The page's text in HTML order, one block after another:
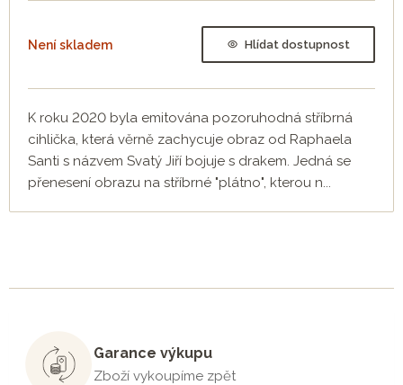
Není skladem Hlídat dostupnost
K roku 2020 byla emitována pozoruhodná stříbrná
cihlička, která věrně zachycuje obraz od Raphaela
Santi s názvem Svatý Jiří bojuje s drakem. Jedná se
přenesení obrazu na stříbrné "plátno", kterou n...
Garance výkupu
Zboží vykoupíme zpět